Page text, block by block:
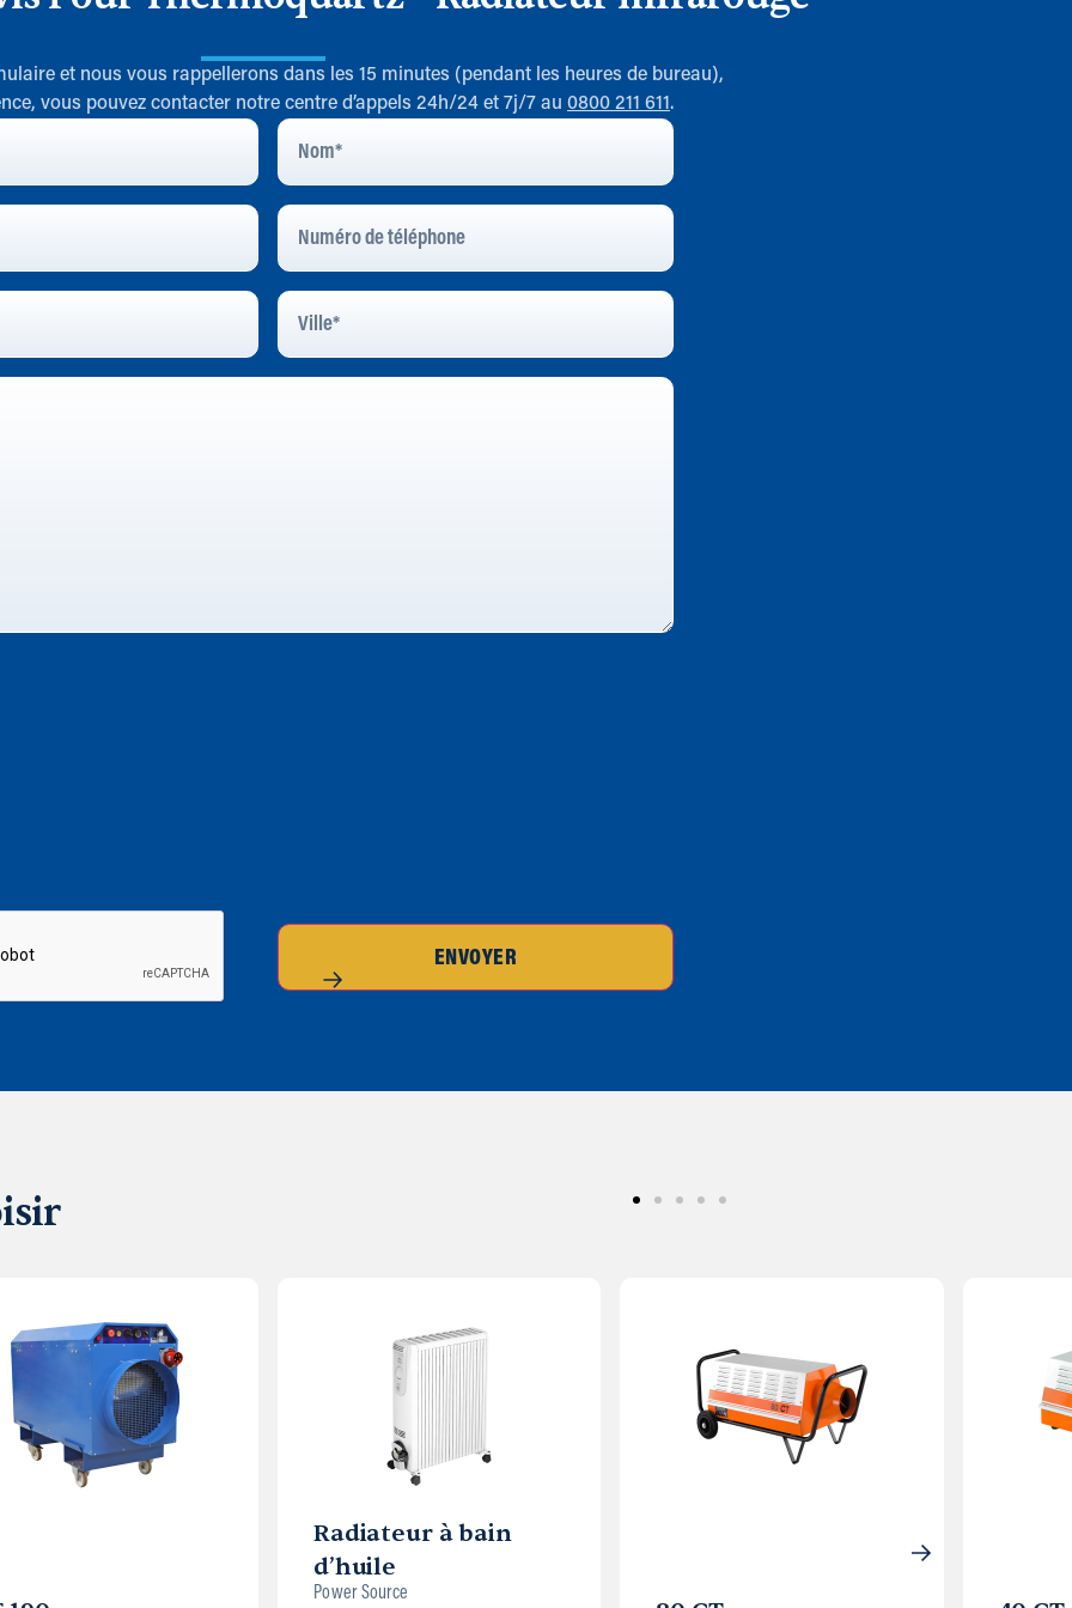
et nous vous rappellerons dans les 15 minutes (pendant les heures de bureau),
vous pouvez contacter notre centre d’appels 24h/24 et 7j/7 au 0800 211 611.
Nom
Numéro
Téléphone
Ville
ENVOYER
Radiateur à bain
d’huile
Power Source